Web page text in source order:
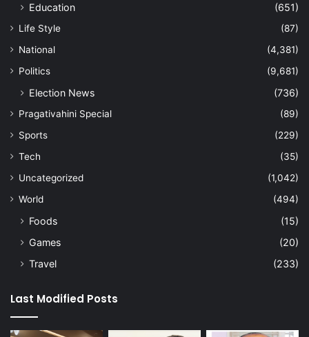
Education
(651)
Life Style
(87)
National
(4,381)
Politics
(9,681)
Election News (736)
Pragativahini Special
(89)
Sports
(229)
Tech
(35)
Uncategorized
(1,042)
World
(494)
Foods
(15)
Games
(20)
Travel
(233)
Last Modified Posts